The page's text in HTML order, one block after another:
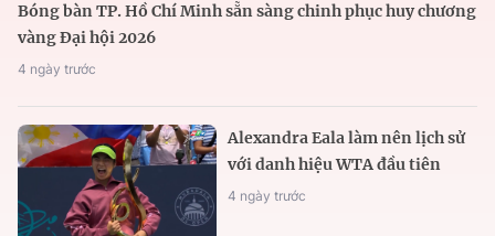
Bóng bàn TP. Hồ Chí Minh sẵn sàng chinh phục huy chương
vàng Đại hội 2026
4 ngày trước
Alexandra Eala làm nên lịch sử
với danh hiệu WTA đầu tiên
4 ngày trước